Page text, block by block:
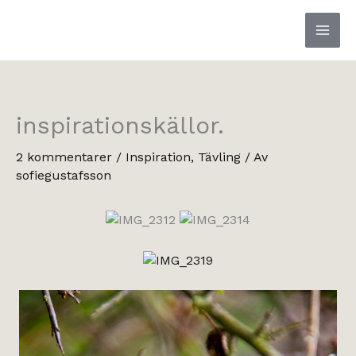
inspirationskällor.
2 kommentarer / Inspiration, Tävling / Av
sofiegustafsson